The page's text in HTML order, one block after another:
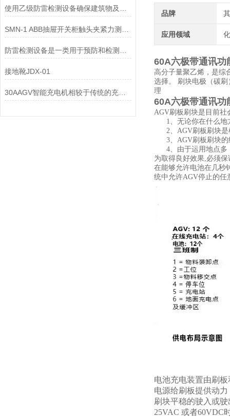
接地靴JDX-01
30AAGV智能充电机相较于传统的充电设备，优势有哪些？
品牌
应用领域
60A六极带通讯功
高分子量聚乙烯，是综
选择。 刷块电极（碳
理
60A六极带通讯功
AGV刷板刷块是目前
1、无论你在什么地
2、AGV刷板刷块是
3、AGV刷板刷块的
4、由于运用地点多
为取得良好效果,必须
在能够允许电池在几秒
统中允许AGV停止的任
电池充电装置由刷
电源给刷板提供动
刷块平稳的驶入或
25VAC 或者60VDC